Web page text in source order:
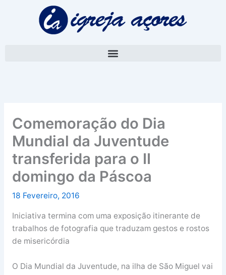
Comemoração do Dia
Mundial da Juventude
transferida para o II
domingo da Páscoa
18 Fevereiro, 2016
Iniciativa termina com uma exposição itinerante de
trabalhos de fotografia que traduzam gestos e rostos
de misericórdia
O Dia Mundial da Juventude, na ilha de São Miguel vai